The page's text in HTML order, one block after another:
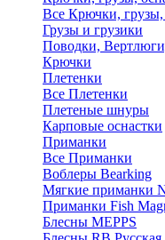
Все Крючки, грузы,
Грузы и грузики
Поводки,
Крючки
Плетенки
Все Плетенки
Плетеные шнуры
Карповые оснастки
Приманки
Все Приманки
Воблеры Bearking
Мягкие приманки
Приманки Fish
Блесны MEPPS